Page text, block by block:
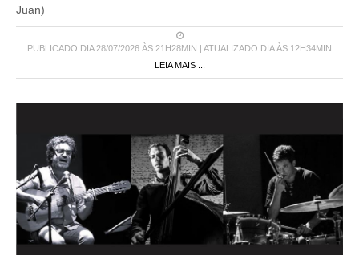
Juan)
PUBLICADO DIA 28/07/2026 ÀS 21H28MIN | ATUALIZADO DIA ÀS 12H34MIN
LEIA MAIS ...